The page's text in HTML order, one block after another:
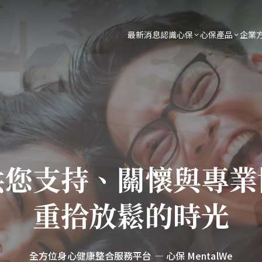
最新消息認識心保 心保產品 企業
支持、關懷與專
重拾放鬆的時光
全方位身心健康整合服務平台 — 心保 MentalWe